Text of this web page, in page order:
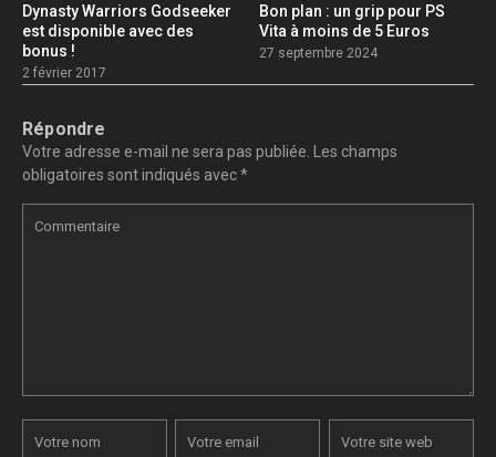
Dynasty Warriors Godseeker
est disponible avec des
bonus !
2 février 2017
Bon plan : un grip pour PS
Vita à moins de 5 Euros
27 septembre 2024
Répondre
Votre adresse e-mail ne sera pas publiée.
Les champs
obligatoires sont indiqués avec*